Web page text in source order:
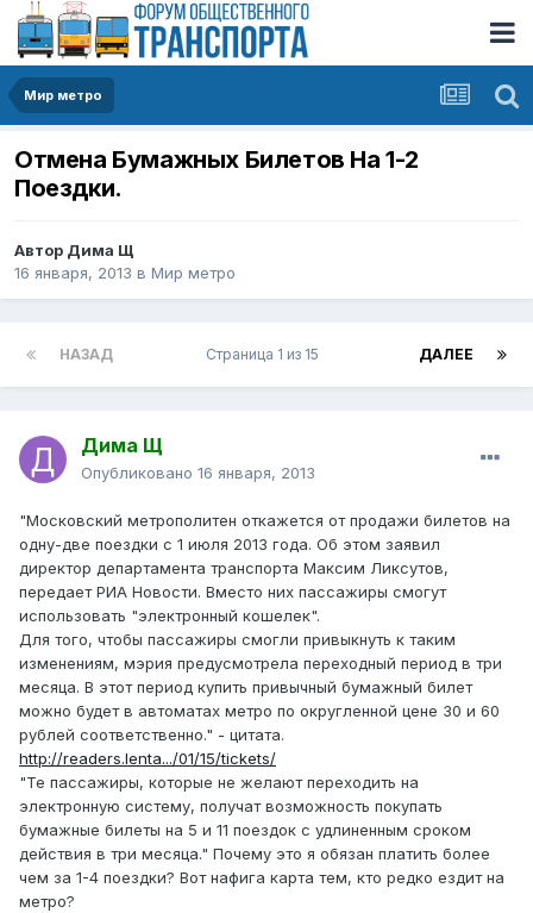
Мир метро
Отмена Бумажных Билетов На 1-2
Поездки.
Автор Дима Щ
16 января, 2013 в Мир метро
НАЗАД ДАЛЕЕ
Страница 1 из 15
Дима Щ
Опубликовано 16 января, 2013
"Московский метрополитен откажется от продажи билетов на
одну-две поездки с 1 июля 2013 года. Об этом заявил
директор департамента транспорта Максим Ликсутов,
передает РИА Новости. Вместо них пассажиры смогут
использовать "электронный кошелек".
Для того, чтобы пассажиры смогли привыкнуть к таким
изменениям, мэрия предусмотрела переходный период в три
месяца. В этот период купить привычный бумажный билет
можно будет в автоматах метро по округленной цене 30 и 60
рублей соответственно." - цитата.
http://readers.lenta.../01/15/tickets/
"Те пассажиры, которые не желают переходить на
электронную систему, получат возможность покупать
бумажные билеты на 5 и 11 поездок с удлиненным сроком
действия в три месяца." Почему это я обязан платить более
чем за 1-4 поездки? Вот нафига карта тем, кто редко ездит на
метро?